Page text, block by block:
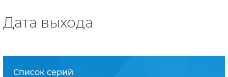
Дата выхода
Список серий